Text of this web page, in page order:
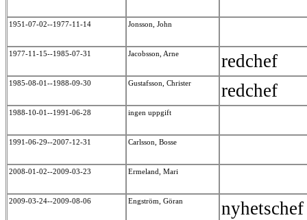
1951-07-02--1977-11-14 Jonsson, John
1977-11-15--1985-07-31 Jacobsson, Arne redchef
1985-08-01--1988-09-30 Gustafsson, Christer redchef
1988-10-01--1991-06-28 ingen uppgift
1991-06-29--2007-12-31 Carlsson, Bosse
2008-01-02--2009-03-23 Ermeland, Mari
2009-03-24--2009-08-06 Engström, Göran